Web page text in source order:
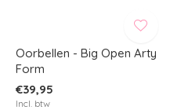
Oorbellen - Big Open Arty
Form
€39,95
Incl. btw